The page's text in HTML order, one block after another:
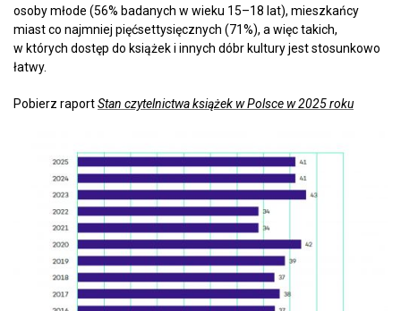
osoby młode (56% badanych w wieku 15–18 lat), mieszkańcy
miast co najmniej pięćsettysięcznych (71%), a więc takich,
w których dostęp do książek i innych dóbr kultury jest stosunkowo
łatwy.
Pobierz raportStan czytelnictwa książek w Polsce w 2025 roku